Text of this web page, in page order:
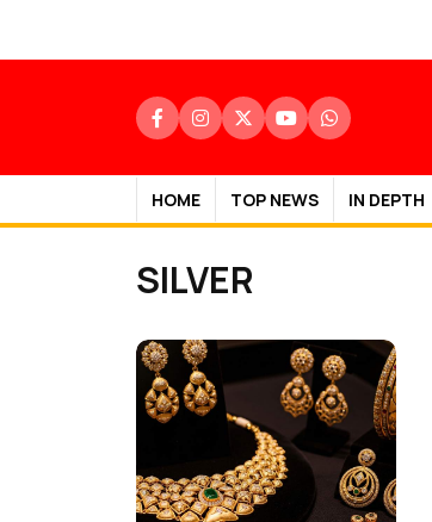
HOME TOP NEWS IN DEPTH
SILVER